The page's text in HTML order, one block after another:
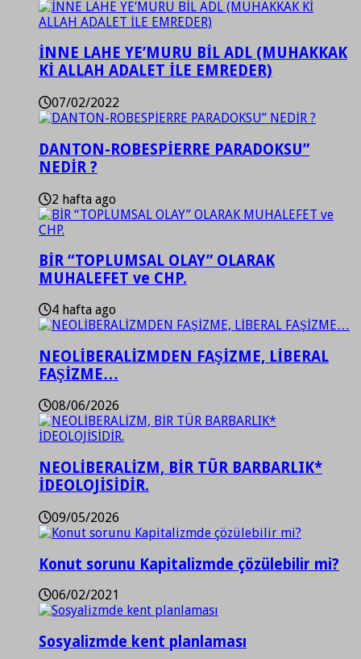
İNNE LAHE YE’MURU BİL ADL (MUHAKKAK
Kİ ALLAH ADALET İLE EMREDER)
07/02/2022
DANTON-ROBESPİERRE PARADOKSU”
NEDİR ?
2 hafta ago
BİR “TOPLUMSAL OLAY” OLARAK
MUHALEFET ve CHP.
4 hafta ago
NEOLİBERALİZMDEN FAŞİZME, LİBERAL
FAŞİZME…
08/06/2026
NEOLİBERALİZM, BİR TÜR BARBARLIK*
İDEOLOJİSİDİR.
09/05/2026
Konut sorunu Kapitalizmde çözülebilir mi?
06/02/2021
Sosyalizmde kent planlaması